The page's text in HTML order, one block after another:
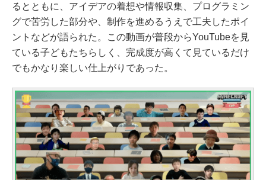
るとともに、アイデアの着想や情報収集、プログラミン
グで苦労した部分や、制作を進めるうえで工夫したポイ
ントなどが語られた。この動画が普段からYouTubeを見
ている子どもたちらしく、完成度が高くて見ているだけ
でもかなり楽しい仕上がりであった。